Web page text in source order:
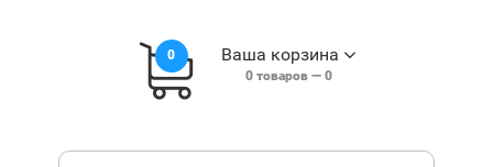
0 Ваша корзина
0товаров — 0